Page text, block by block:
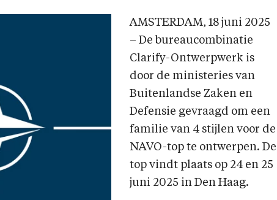
AMSTERDAM, 18 juni 2025
– De bureaucombinatie
Clarify-Ontwerpwerk is
door de ministeries van
Buitenlandse Zaken en
Defensie gevraagd om een
familie van 4 stijlen voor de
NAVO-top te ontwerpen. De
top vindt plaats op 24 en 25
juni 2025 in Den Haag.